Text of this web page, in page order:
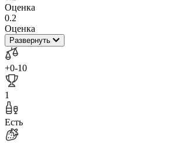
Оценка
0.2
Оценка
Развернуть
+0-10
1
Есть